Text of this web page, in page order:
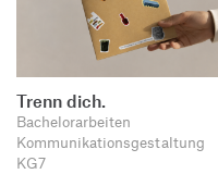
Trenn dich.
Bachelorarbeiten
Kommunikationsgestaltung
KG7